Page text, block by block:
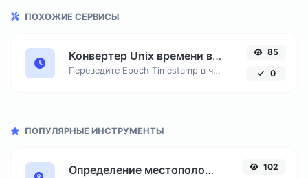
ПОХОЖИЕ СЕРВИСЫ
Конвертер Unix времени в дату онлайн
Переведите Epoch Timestamp в читаемую дату и время в UTC и вашем локальном часовом поясе.
85
0
ПОПУЛЯРНЫЕ ИНСТРУМЕНТЫ
Определение местоположения по IP адресу 102